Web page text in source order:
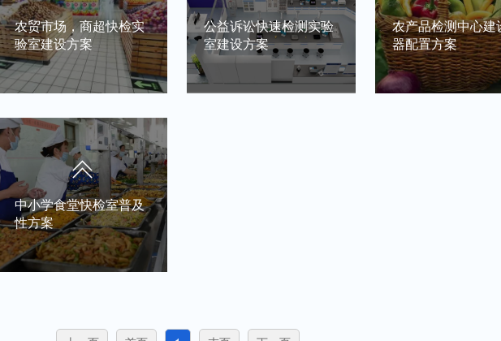
农贸市场，商超快检实
验室建设方案
一、目的为了适应建设**
会议服务中心要求，科
学、准确地衡量食品的卫
生和营养状况，快速、高
效地检测食品···
公益诉讼快速检测实验
室建设方案
农产品检测中心建
器配置方案
中小学食堂快检室普及
性方案
面、蔬菜、水果、酒类、